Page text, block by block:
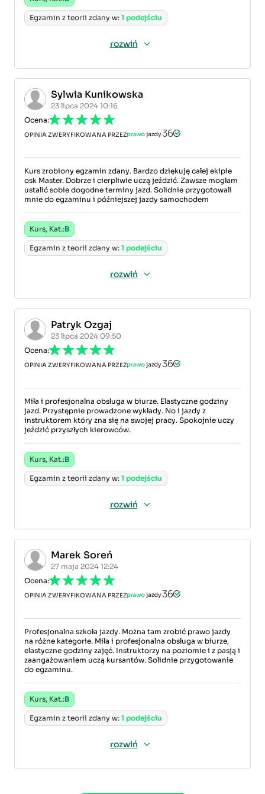
Egzamin z teorii zdany w: 1 podejściu
rozwiń
Sylwia Kunikowska
23 lipca 2024 10:16
Ocena:
OPINIA ZWERYFIKOWANA PRZEZ
Kurs zrobiony egzamin zdany. Bardzo dziękuję całej ekipie
osk Master. Dobrze i cierpliwie uczą jeździć. Zawsze mogłam
ustalić sobie dogodne terminy jazd. Solidnie przygotowali
mnie do egzaminu i późniejszej jazdy samochodem
Kurs, Kat.:B
Egzamin z teorii zdany w: 1 podejściu
rozwiń
Patryk Ozgaj
23 lipca 2024 09:50
Ocena:
OPINIA ZWERYFIKOWANA PRZEZ
Miła i profesjonalna obsługa w biurze. Elastyczne godziny
jazd. Przystępnie prowadzone wykłady. No i jazdy z
instruktorem który zna się na swojej pracy. Spokojnie uczy
jeździć przyszłych kierowców.
Kurs, Kat.:B
Egzamin z teorii zdany w: 1 podejściu
rozwiń
Marek Soreń
27 maja 2024 12:24
Ocena:
OPINIA ZWERYFIKOWANA PRZEZ
Profesjonalna szkoła jazdy. Można tam zrobić prawo jazdy
na różne kategorie. Miła i profesjonalna obsługa w biurze,
elastyczne godziny zajęć. Instruktorzy na poziomie i z pasją i
zaangażowaniem uczą kursantów. Solidnie przygotowanie
do egzaminu.
Kurs, Kat.:B
Egzamin z teorii zdany w: 1 podejściu
rozwiń